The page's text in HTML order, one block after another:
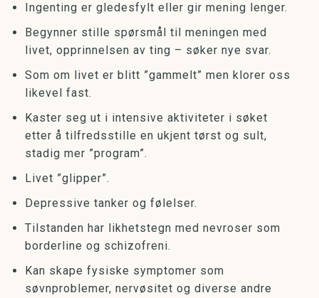
Ingenting er gledesfylt eller gir mening lenger.
Begynner stille spørsmål til meningen med
livet, opprinnelsen av ting – søker nye svar.
Som om livet er blitt ”gammelt” men klorer oss
likevel fast.
Kaster seg ut i intensive aktiviteter i søket
etter å tilfredsstille en ukjent tørst og sult,
stadig mer ”program”.
Livet ”glipper”.
Depressive tanker og følelser.
Tilstanden har likhetstegn med nevroser som
borderline og schizofreni.
Kan skape fysiske symptomer som
søvnproblemer, nervøsitet og diverse andre